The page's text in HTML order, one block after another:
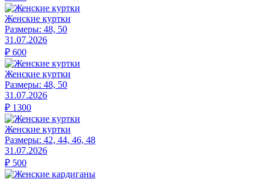
Женские куртки
Размеры: 48, 50
31.07.2026
₽ 600
Женские куртки
Размеры: 48, 50
31.07.2026
₽ 1300
Женские куртки
Размеры: 42, 44, 46, 48
31.07.2026
₽ 500